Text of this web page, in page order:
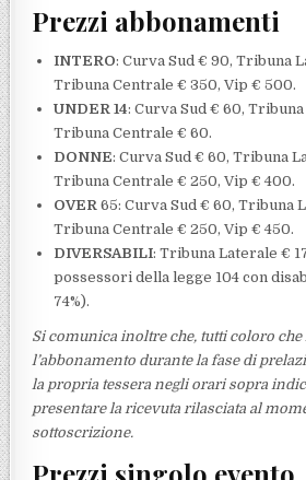
Prezzi abbonamenti
INTERO: Curva Sud € 90, Tribuna
Tribuna Centrale € 350, Vip € 500.
UNDER 14: Curva Sud € 60,
Tribuna Centrale € 60.
DONNE: Curva Sud € 60, Tribuna
Tribuna Centrale € 250, Vip € 400.
OVER 65: Curva Sud € 60, Tribuna
Tribuna Centrale € 250, Vip € 450.
DIVERSABILI: Tribuna Laterale €
possessori della legge 104 con
74%).
Si comunica inoltre che, tutti coloro
l’abbonamento durante la fase di
la propria tessera negli orari sopra
presentare la ricevuta rilasciata al
sottoscrizione.